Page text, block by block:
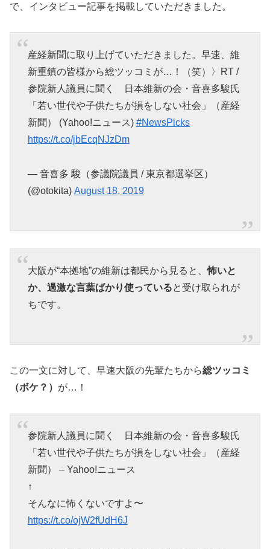
で、インタビュー記事を掲載していただきました。
産経新聞に取り上げていただきました。早速、維
新重鎮の皆様から総ツッコミが…！（笑）〉RT /
参院新人議員に聞く 日本維新の会・音喜多駿氏
「若い世代や子供たちが損をしない社会」（産経
新聞） (Yahoo!ニュース) #NewsPicks
https://t.co/jbEcqNJzDm
— 音喜多 駿（参議院議員 / 東京都選挙区）
(@otokita) August 18, 2019
大阪が“本拠地”の維新は都民から見ると、怖いと
か、過激な言葉ばかり使っていると受け取られが
ちです。
この一文に対して、早速大阪の先輩たちから総ツッコミ
（ボケ？） が…！
参院新人議員に聞く 日本維新の会・音喜多駿氏
「若い世代や子供たちが損をしない社会」（産経
新聞） – Yahoo!ニュース
↑
そんなに怖くないですよ〜
https://t.co/ojW2fUdH6J